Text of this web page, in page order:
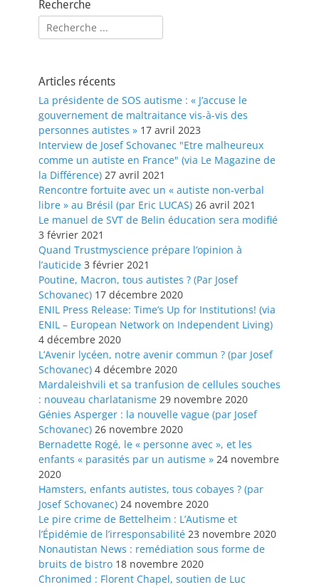
Recherche
Rechercher :
Articles récents
La présidente de SOS autisme : « J’accuse le
gouvernement de maltraitance vis-à-vis des
personnes autistes » 17 avril 2023
Interview de Josef Schovanec "Etre malheureux
comme un autiste en France" (via Le Magazine de
la Différence) 27 avril 2021
Rencontre fortuite avec un « autiste non-verbal
libre » au Brésil (par Eric LUCAS) 26 avril 2021
Le manuel de SVT de Belin éducation sera modifié
3 février 2021
Quand Trustmyscience prépare l’opinion à
l’auticide 3 février 2021
Poutine, Macron, tous autistes ? (Par Josef
Schovanec) 17 décembre 2020
ENIL Press Release: Time’s Up for Institutions! (via
ENIL – European Network on Independent Living)
4 décembre 2020
L’Avenir lycéen, notre avenir commun ? (par Josef
Schovanec) 4 décembre 2020
Mardaleishvili et sa tranfusion de cellules souches
: nouveau charlatanisme 29 novembre 2020
Génies Asperger : la nouvelle vague (par Josef
Schovanec) 26 novembre 2020
Bernadette Rogé, le « personne avec », et les
enfants « parasités par un autisme » 24 novembre
2020
Hamsters, enfants autistes, tous cobayes ? (par
Josef Schovanec) 24 novembre 2020
Le pire crime de Bettelheim : L’Autisme et
l’Épidémie de l’irresponsabilité 23 novembre 2020
Nonautistan News : remédiation sous forme de
bruits de bistro 18 novembre 2020
Chronimed : Florent Chapel, soutien de Luc